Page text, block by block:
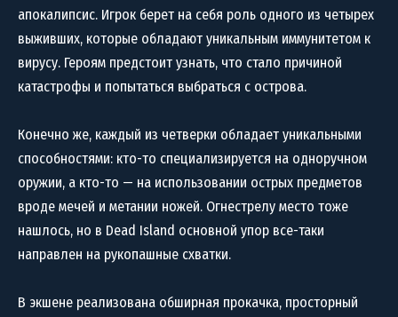
апокалипсис. Игрок берет на себя роль одного из четырех
выживших, которые обладают уникальным иммунитетом к
вирусу. Героям предстоит узнать, что стало причиной
катастрофы и попытаться выбраться с острова.
Конечно же, каждый из четверки обладает уникальными
способностями: кто-то специализируется на одноручном
оружии, а кто-то — на использовании острых предметов
вроде мечей и метании ножей. Огнестрелу место тоже
нашлось, но в Dead Island основной упор все-таки
направлен на рукопашные схватки.
В экшене реализована обширная прокачка, просторный